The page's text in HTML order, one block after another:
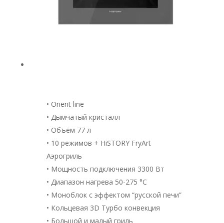
• Orient line
• Дымчатый кристалл
• Объём 77 л
• 10 режимов + HiSTORY FryArt
Аэрогриль
• Мощность подключения 3300 Вт
• Диапазон нагрева 50-275 °С
• Моноблок с эффектом “русской печи”
• Кольцевая 3D Турбо конвекция
• Большой и малый гриль